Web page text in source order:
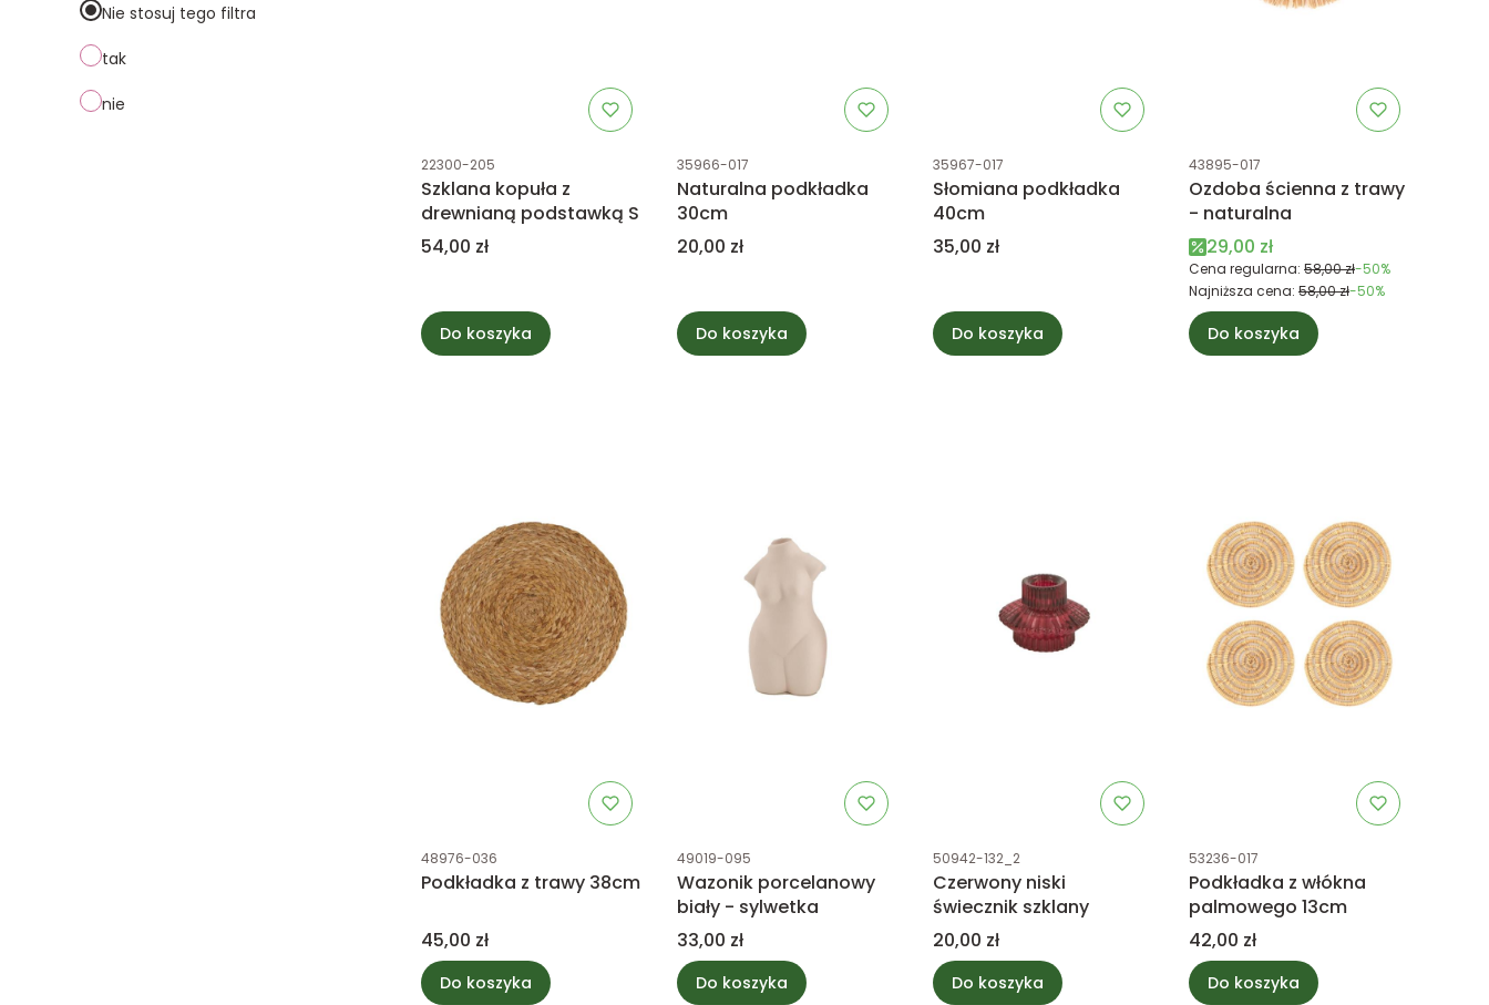
Nie stosuj tego filtra
tak
nie
Kod produktu
22300-205
Szklana kopuła z
drewnianą podstawką S
Cena
54,00 zł
Do koszyka
Kod produktu
35966-017
Naturalna podkładka
30cm
Cena
20,00 zł
Do koszyka
Kod produktu
35967-017
Słomiana podkładka
40cm
Cena
35,00 zł
Do koszyka
Kod produktu
43895-017
Ozdoba ścienna z trawy
- naturalna
Cena promocyjna
29,00 zł
Cena regularna: 58,00 zł-50%
Najniższa cena: 58,00 zł-50%
Do koszyka
Kod produktu
48976-036
Podkładka z trawy 38cm
Cena
45,00 zł
Do koszyka
Kod produktu
49019-095
Wazonik porcelanowy
biały - sylwetka
Cena
33,00 zł
Do koszyka
Kod produktu
50942-132_2
Czerwony niski
świecznik szklany
Cena
20,00 zł
Do koszyka
Kod produktu
53236-017
Podkładka z włókna
palmowego 13cm
Cena
42,00 zł
Do koszyka